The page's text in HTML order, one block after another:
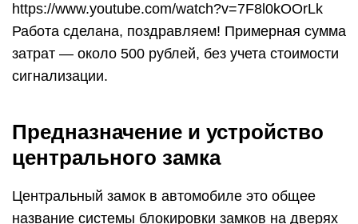
https://www.youtube.com/watch?v=7F8l0kOOrLk
Работа сделана, поздравляем! Примерная сумма
затрат — около 500 рублей, без учета стоимости
сигнализации.
Предназначение и устройство
центрального замка
Центральный замок в автомобиле это общее
название системы блокировки замков на дверях